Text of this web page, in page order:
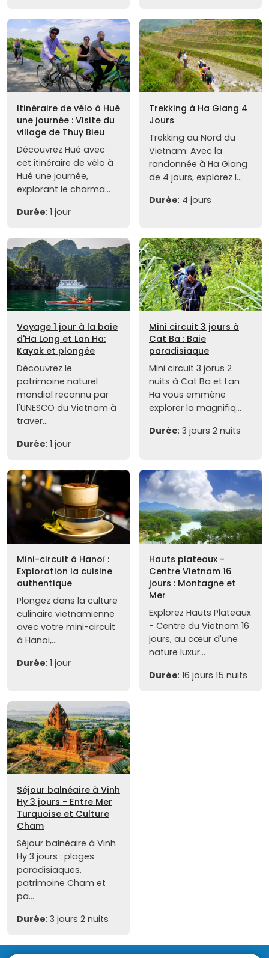
Itinéraire de vélo à Hué
une journée : Visite du
village de Thuy Bieu
Découvrez Hué avec
cet itinéraire de vélo à
Hué une journée,
explorant le charma...
Durée: 1 jour
Trekking à Ha Giang 4
Jours
Trekking au Nord du
Vietnam: Avec la
randonnée à Ha Giang
de 4 jours, explorez l...
Durée: 4 jours
Voyage 1 jour à la baie
d'Ha Long et Lan Ha:
Kayak et plongée
Découvrez le
patrimoine naturel
mondial reconnu par
l'UNESCO du Vietnam à
traver...
Durée: 1 jour
Mini circuit 3 jours à
Cat Ba : Baie
paradisiaque
Mini circuit 3 jorus 2
nuits à Cat Ba et Lan
Ha vous emmène
explorer la magnifiq...
Durée: 3 jours 2 nuits
Mini-circuit à Hanoï :
Exploration la cuisine
authentique
Plongez dans la culture
culinaire vietnamienne
avec votre mini-circuit
à Hanoï,...
Durée: 1 jour
Hauts plateaux -
Centre Vietnam 16
jours : Montagne et
Mer
Explorez Hauts Plateaux
- Centre du Vietnam 16
jours, au cœur d'une
nature luxur...
Durée: 16 jours 15 nuits
Séjour balnéaire à Vinh
Hy 3 jours - Entre Mer
Turquoise et Culture
Cham
Séjour balnéaire à Vinh
Hy 3 jours : plages
paradisiaques,
patrimoine Cham et
pa...
Durée: 3 jours 2 nuits